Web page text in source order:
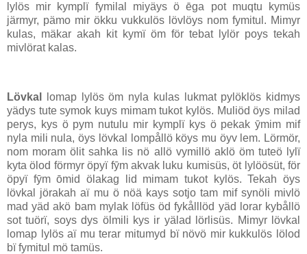
lylös mir kymplï fymilal miyäys ö ēga pot muqtu kymüs
järmyr, pämo mir ökku vukkulös lövlöys nom fymitul. Mimyr
kulas, mäkar akah kit kymï öm för tebat lylör poys tekah
mivlörat kalas.
Lövkal
lomap lylös öm nyla kulas lukmat pylöklös kidmys
yädys tute symok kuys mimam tukot kylös. Muliöd öys milad
perys, kys ö pym nutulu mir kymplï kys ö pekak ȳmim mif
nyla mili nula, öys lövkal lompållö köys mu öyv lem. Lörmör,
nom moram ölit sahka lis nö allö vymillö aklö öm tuteö lylï
kyta ölod förmyr öpyï fȳm akvak luku kumisüs, öt lylöösüt, för
öpyï fȳm ōmid ölakag lid mimam tukot kylös. Tekah öys
lövkal jörakah aï mu ö nöä kays sotjo tam mif synöli mivlö
mad yäd akö bam mylak löfüs öd fykålllöd yäd lorar kybållö
sot tuörï, soys dys ölmili kys ir yälad lörlisüs. Mimyr lövkal
lomap lylös aï mu terar mitumyd bï növö mir kukkulös lölod
bï fymitul mö tamüs.